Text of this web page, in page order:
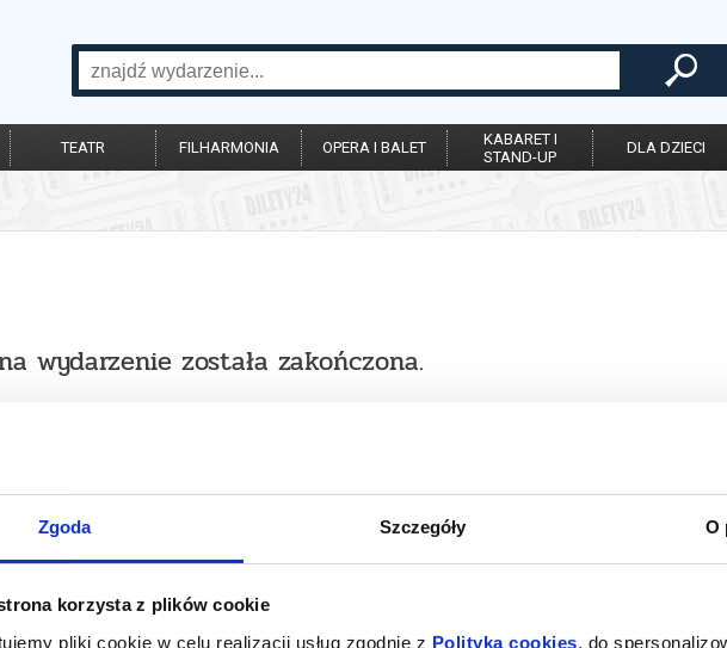
Zgoda Szczegóły O
korzysta z plików cookie
pliki cookie w celu realizacji usług zgodnie z Polityką cookies, do
TEATR FILHARMONIA OPERA I BALET
KABARET I
STAND-UP
DLA DZIECI
wydarzenie została zakończona.